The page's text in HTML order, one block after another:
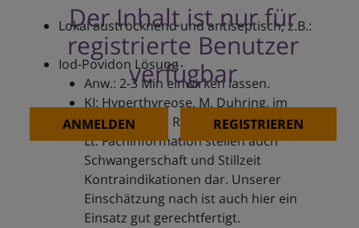
Der Inhalt ist nur für
registrierte Benutzer
verfügbar
ANMELDEN REGISTRIEREN
Lokal austrocknend und antiseptisch, z.B.:
Iod-Povidon Lösung
Anw.: 2-3 Min einwirken lassen.
KI: Hyperthyreose, M. Duhring, im
Rahmen einer Radioiodtherapie
Lt. Fachinformation stellen auch
Schwangerschaft und Stillzeit
Kontraindikationen dar. Unserer
Einschätzung nach ist auch hier ein
Einsatz gut gerechtfertigt.